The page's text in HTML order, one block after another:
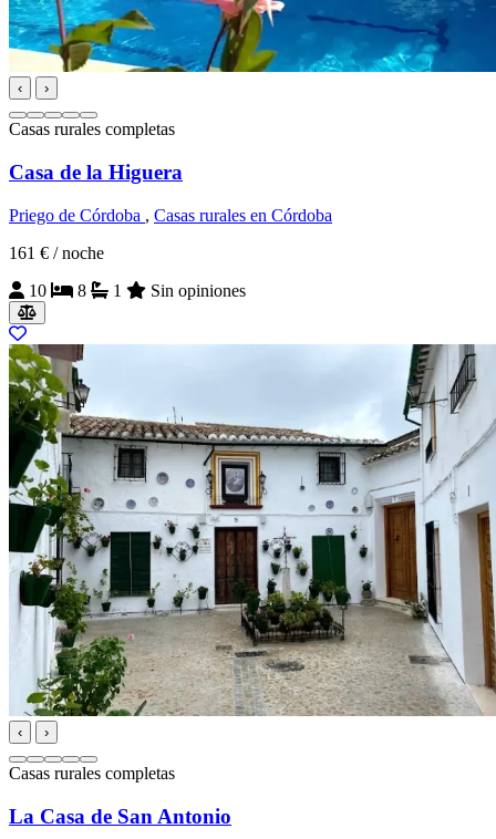
‹ ›
Casas rurales completas
Casa de la Higuera
Priego de Córdoba , Casas rurales en Córdoba
161 € / noche
10
8 1 Sin opiniones
‹ ›
Casas rurales completas
La Casa de San Antonio